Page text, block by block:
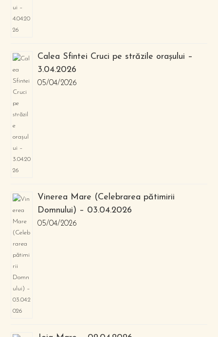
Calea Sfintei Cruci pe străzile orașului –
3.04.2026
05/04/2026
Vinerea Mare (Celebrarea pătimirii
Domnului) – 03.04.2026
05/04/2026